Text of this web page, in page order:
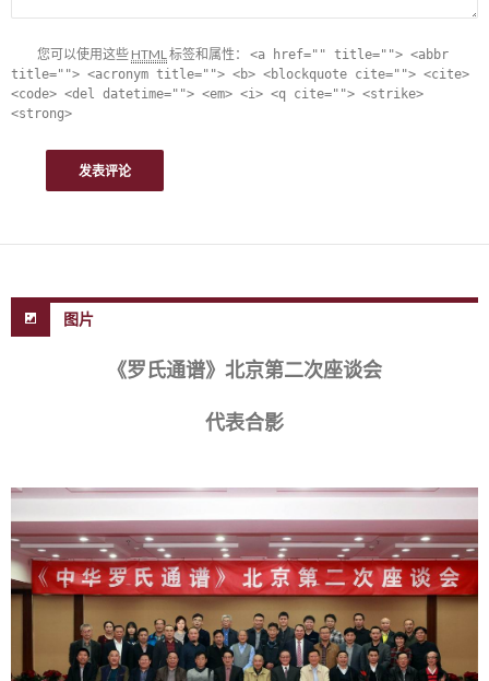
您可以使用这些 HTML标签和属性： <a href="" title=""> <abbr
title=""> <acronym title=""> <b> <blockquote cite=""> <cite>
<code> <del datetime=""> <em> <i> <q cite=""> <strike>
<strong>
图片
《罗氏通谱》北京第二次座谈会
代表合影